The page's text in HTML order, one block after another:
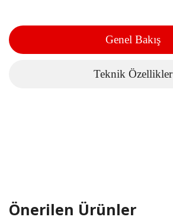
Genel Bakış
Teknik Özellikler
Önerilen Ürünler